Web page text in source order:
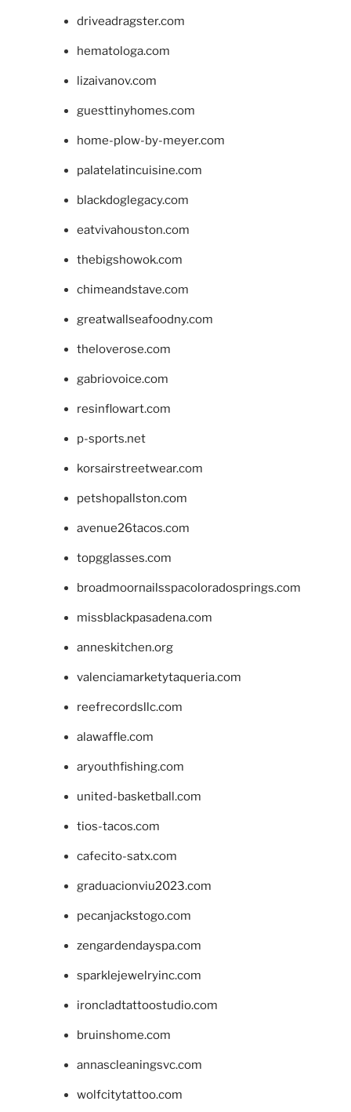
driveadragster.com
hematologa.com
lizaivanov.com
guesttinyhomes.com
home-plow-by-meyer.com
palatelatincuisine.com
blackdoglegacy.com
eatvivahouston.com
thebigshowok.com
chimeandstave.com
greatwallseafoodny.com
theloverose.com
gabriovoice.com
resinflowart.com
p-sports.net
korsairstreetwear.com
petshopallston.com
avenue26tacos.com
topgglasses.com
broadmoornailsspacoloradosprings.com
missblackpasadena.com
anneskitchen.org
valenciamarketytaqueria.com
reefrecordsllc.com
alawaffle.com
aryouthfishing.com
united-basketball.com
tios-tacos.com
cafecito-satx.com
graduacionviu2023.com
pecanjackstogo.com
zengardendayspa.com
sparklejewelryinc.com
ironcladtattoostudio.com
bruinshome.com
annascleaningsvc.com
wolfcitytattoo.com